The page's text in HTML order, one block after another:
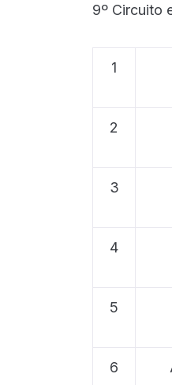
9º Circuito
1
2
3
4
5
6